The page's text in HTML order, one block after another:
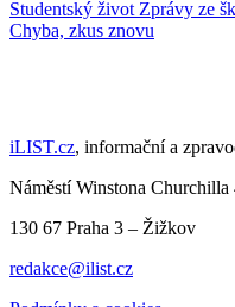
Studentský životZprávy ze
Načti další články
iLIST.cz, informační a
Náměstí Winstona Churchilla
130 67 Praha 3 – Žižkov
redakce@ilist.cz